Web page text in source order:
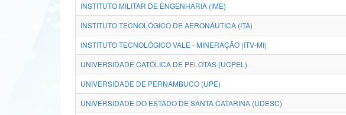
INSTITUTO MILITAR DE ENGENHARIA (IME)
INSTITUTO TECNOLÓGICO DE AERONÁUTICA (ITA)
INSTITUTO TECNOLÓGICO VALE - MINERAÇÃO (ITV-MI)
UNIVERSIDADE CATÓLICA DE PELOTAS (UCPEL)
UNIVERSIDADE DE PERNAMBUCO (UPE)
UNIVERSIDADE DO ESTADO DE SANTA CATARINA (UDESC)